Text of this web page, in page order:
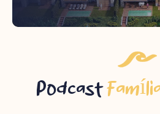
Podcast